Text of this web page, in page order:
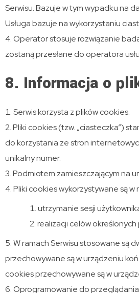
Serwisu. Bazuje w tym wypadku na
Usługa bazuje na wykorzystaniu
Operator stosuje rozwiązanie
zostaną przesłane do operatora
8. Informacja o
Serwis korzysta z plików cookies.
Pliki cookies (tzw. „ciasteczka”)
do korzystania ze stron
unikalny numer.
Podmiotem zamieszczającym na
Pliki cookies wykorzystywane są
utrzymanie sesji
realizacji celów
W ramach Serwisu stosowane są
przechowywane są w urządzeniu
cookies przechowywane są w
Oprogramowanie do